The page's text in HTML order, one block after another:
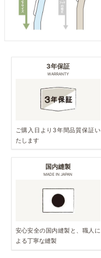
3年保証
WARRANTY
ご購入日より3年間品質保証い
たします
国内縫製
MADE IN JAPAN
安心安全の国内縫製と、職人に
よる丁寧な縫製